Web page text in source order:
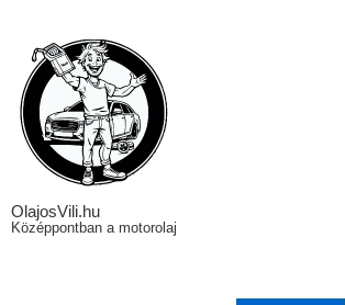
OlajosVili.hu
Középpontban a motorolaj